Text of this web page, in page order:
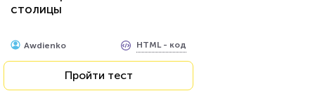
столицы
Awdienko HTML - код
Пройти тест